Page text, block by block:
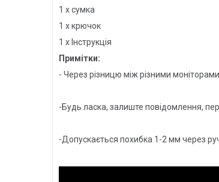
1 х сумка
1 х крючок
1 х Інструкція
Примітки:
- Через різницю між різними
-Будь ласка, залиште повідомлення,
-Допускається похибка 1-2 мм через